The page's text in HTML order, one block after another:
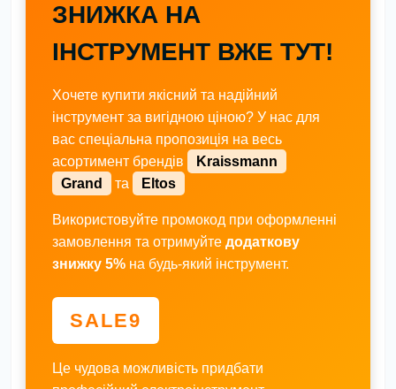
ЗНИЖКА НА
ІНСТРУМЕНТ ВЖЕ ТУТ!
Хочете купити якісний та надійний
інструмент за вигідною ціною? У нас для
вас спеціальна пропозиція на весь
асортимент брендів
Kraissmann
Grand
та Eltos
Використовуйте промокод при оформленні
замовлення та отримуйте додаткову
знижку 5% на будь-який інструмент.
SALE9
Це чудова можливість придбати